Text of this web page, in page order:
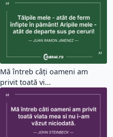
Mă întreb câți oameni am
privit toată vi...